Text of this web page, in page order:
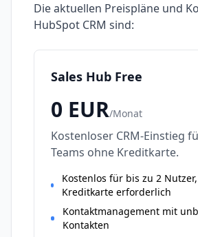
Die aktuellen Preispläne und
HubSpot CRM sind:
Sales Hub Free
0 EUR/Monat
Kostenloser CRM-Einstieg
Teams ohne Kreditkarte.
Kostenlos für bis zu 2
Kreditkarte erforderlich
Kontaktmanagement mit
Kontakten